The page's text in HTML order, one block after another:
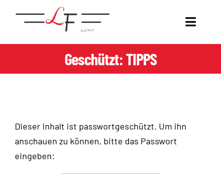
COACHING
Geschützt: TIPPS
Dieser Inhalt ist passwortgeschützt. Um ihn
anschauen zu können, bitte das Passwort
eingeben: